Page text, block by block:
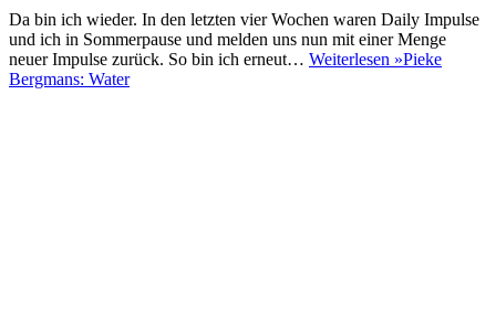
Da bin ich wieder. In den letzten vier Wochen waren Daily Impulse
und ich in Sommerpause und melden uns nun mit einer Menge
neuer Impulse zurück. So bin ich erneut… Weiterlesen »Pieke
Bergmans: Water